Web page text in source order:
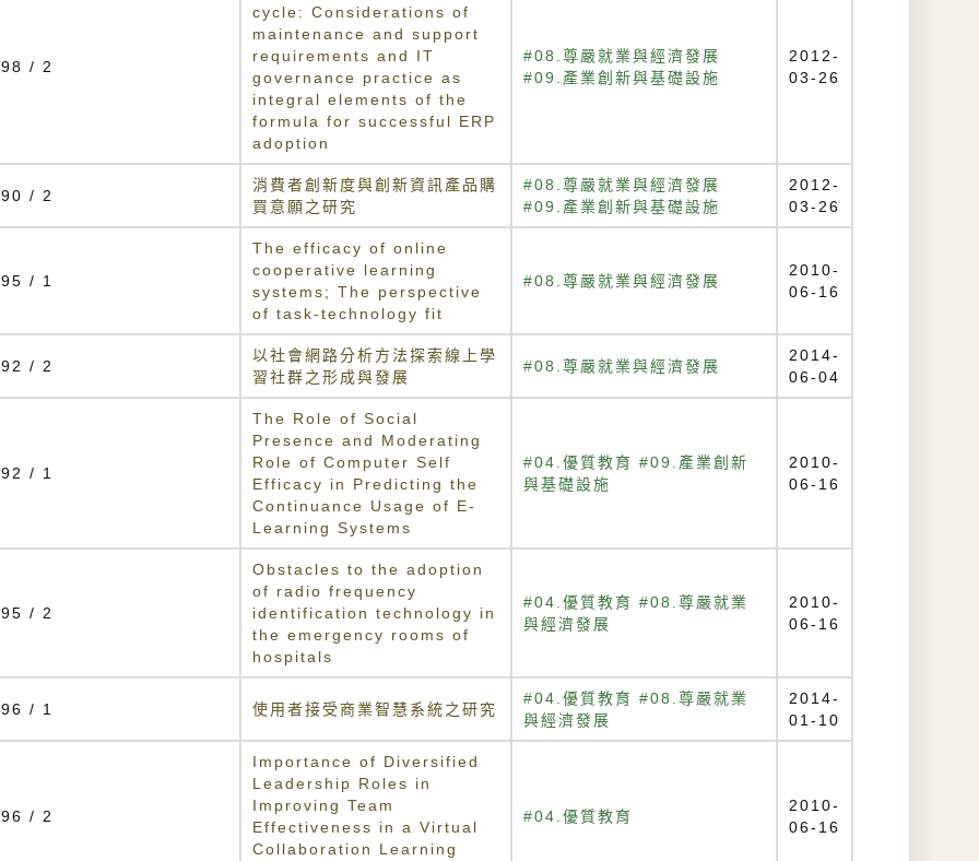
/ 2
cycle: Considerations of
maintenance and support
requirements and IT
governance practice as
integral elements of the
formula for successful ERP
adoption
#08.尊嚴就業與經濟發展
#09.產業創新與基礎設施
2012-
03-26
/ 2
消費者創新度與創新資訊產品購
買意願之研究
#08.尊嚴就業與經濟發展
#09.產業創新與基礎設施
2012-
03-26
/ 1
The efficacy of online
cooperative learning
systems; The perspective
of task-technology fit
#08.尊嚴就業與經濟發展
2010-
06-16
/ 2
以社會網路分析方法探索線上學
習社群之形成與發展
#08.尊嚴就業與經濟發展
2014-
06-04
/ 1
The Role of Social
Presence and Moderating
Role of Computer Self
Efficacy in Predicting the
Continuance Usage of E-
Learning Systems
#04.優質教育 #09.產業創新
與基礎設施
2010-
06-16
/ 2
Obstacles to the adoption
of radio frequency
identification technology in
the emergency rooms of
hospitals
#04.優質教育 #08.尊嚴就業
與經濟發展
2010-
06-16
/ 1 使用者接受商業智慧系統之研究
#04.優質教育 #08.尊嚴就業
與經濟發展
2014-
01-10
/ 2
Importance of Diversified
Leadership Roles in
Improving Team
Effectiveness in a Virtual
Collaboration Learning
#04.優質教育
2010-
06-16